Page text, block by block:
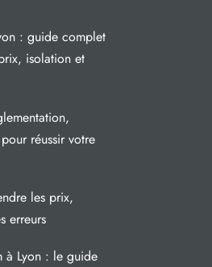
: guide complet
isolation et
réussir votre
les prix,
erreurs
à Lyon : le guide